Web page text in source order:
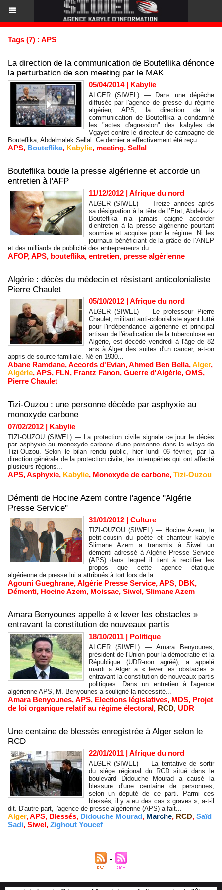
Tags (7) : APS
La direction de la communication de Bouteflika dénonce
la perturbation de son meeting par le MAK
05/04/2014| Kabylie
ALGER (SIWEL) — Dans une dépêche
diffusée par l'agence de presse du régime
algérien, APS, la direction de la
communication de Bouteflika a condamné
les "actes d'agression" des kabyles de
Vgayet contre le directeur de campagne de
Bouteflika, Abdelmalek Sellal. Ce dernier a effectivement été reçu...
APS, Bouteflika, Kabylie, meeting, Sellal
Bouteflika boude la presse algérienne et accorde un
entretien à l'AFP
11/12/2012 | Afrique du nord
ALGER (SIWEL) — Treize années après
sa désignation à la tête de l’Etat, Abdelaziz
Bouteflika n’a jamais daigné accorder
d’entretien à la presse algérienne pourtant
soumise et acquise pour le régime. Ni les
journaux bénéficiant de la grâce de l’ANEP
et des milliards de publicité des entrepreneurs du...
AFOP,APS, bouteflika, entretien, presse algérienne
Algérie : décès du médecin et résistant anticolonialiste
Pierre Chaulet
05/10/2012 | Afrique du nord
ALGER (SIWEL) — Le professeur Pierre
Chaulet, militant anti-colonialiste ayant lutté
pour l'indépendance algérienne et principal
artisan de l'éradication de la tuberculose en
Algérie, est décédé vendredi à l'âge de 82
ans à Alger des suites d'un cancer, a-t-on
appris de source familiale. Né en 1930...
Abane Ramdane,Accords d'Evian,Ahmed Ben Bella,Alger,
Algérie,APS, FLN, Frantz Fanon, Guerre d'Algérie, OMS,
Pierre Chaulet
Tizi-Ouzou : une personne décède par asphyxie au
monoxyde carbone
07/02/2012 | Kabylie
TIZI-OUZOU (SIWEL) — La protection civile signale ce jour le décès
par asphyxie au monoxyde carbone d'une personne dans la wilaya de
Tizi-Ouzou. Selon le bilan rendu public, hier lundi 06 février, par la
direction générale de la protection civile, les intempéries qui ont affecté
plusieurs régions...
APS,Asphyxie, Kabylie, Monoxyde de carbone, Tizi-Ouzou
Démenti de Hocine Azem contre l'agence "Algérie
Presse Service"
31/01/2012 | Culture
TIZI-OUZOU (SIWEL) — Hocine Azem, le
petit-cousin du poète et chanteur kabyle
Slimane Azem a transmis à Siwel un
démenti adressé à Algérie Presse Service
(APS) dans lequel il tient à rectifier les
propos que cette agence étatique
algérienne de presse lui a attribués à tort lors de la...
Agouni Gueghrane,Algérie Presse Service,APS, DBK,
Démenti, Hocine Azem, Moissac, Siwel, Slimane Azem
Amara Benyounes appelle à « lever les obstacles »
entravant la constitution de nouveaux partis
18/10/2011 | Politique
ALGER (SIWEL) — Amara Benyounes,
président de l'Union pour la démocratie et la
République (UDR-non agréé), a appelé
mardi à Alger à « lever les obstacles »
entravant la constitution de nouveaux partis
politiques. Dans un entretien à l'agence
algérienne APS, M. Benyounes a souligné la nécessité...
Amara Benyounes,APS, Elections législatives, MDS, Projet
de loi organique relatif au régime électoral, RCD, UDR
Une centaine de blessés enregistrée à Alger selon le
RCD
22/01/2011 | Afrique du nord
ALGER (SIWEL) — La tentative de sortir
du siège régional du RCD situé dans le
boulevard Didouche Mourad a causé la
blessure d'une centaine de personnes,
selon un député de ce parti. Parmi ces
blessés, il y a eu des cas « graves », a-t-il
dit. D'autre part, l'agence de presse algérienne (APS) a fait...
Alger,APS, Blessés, Didouche Mourad, Marche, RCD, Saïd
Sadi, Siwel, Zighout Youcef